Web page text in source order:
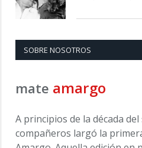
SOBRE NOSOTROS
mate amargo
A principios de la década
compañeros largó la